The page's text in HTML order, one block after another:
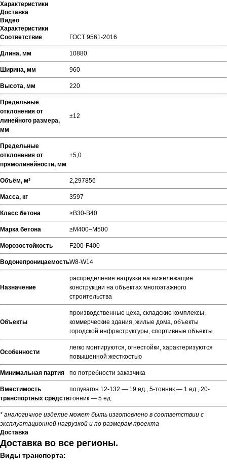
Характеристики
Доставка
Видео
Характеристики
Соответствие
ГОСТ 9561-2016
Длина, мм 10880
Ширина, мм 960
Высота, мм 220
Предельные
отклонения от
линейного размера,
мм
±12
Предельные
отклонения от
прямолинейности, мм
±5,0
Объём, м³ 2,297856
Масса, кг 3597
Класс бетона ≥В30-В40
Марка бетона ≥М400–М500
Морозостойкость F200-F400
ВодонепроницаемостьW8-W14
Назначение
распределение нагрузки на нижележащие
конструкции на объектах многоэтажного
строительства
Объекты
производственные цеха, складские комплексы,
коммерческие здания, жилые дома, объекты
городской инфраструктуры, спортивные объекты
Особенности
легко монтируются, огнестойки, характеризуются
повышенной жесткостью
Минимальная партия по потребности заказчика
Вместимость
транспортных средств
полувагон 12-132 — 19 ед., 5-тонник — 1 ед., 20-
тонник — 5 ед.
* аналогичное изделие может быть изготовлено в соответствии с
эксплуатационной нагрузкой и по размерам проекта
Доставка
Доставка во все регионы.
Виды транспорта: